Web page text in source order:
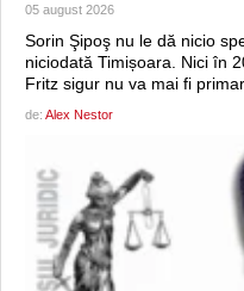
05 august 2026
Sorin Şipoş nu le dă nicio
niciodată Timișoara. Nici în
Fritz sigur nu va mai fi primar
de: Alex Nestor